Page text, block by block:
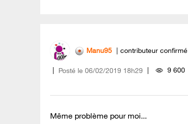
Manu95 contributeur confirmé
Posté le ‎06/02/2019 18h29 9 600
Même problème pour moi...